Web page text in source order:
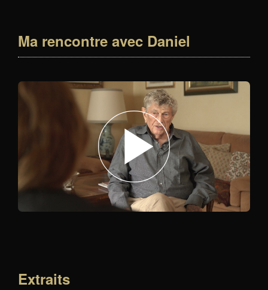
Ma rencontre avec Daniel
Extraits